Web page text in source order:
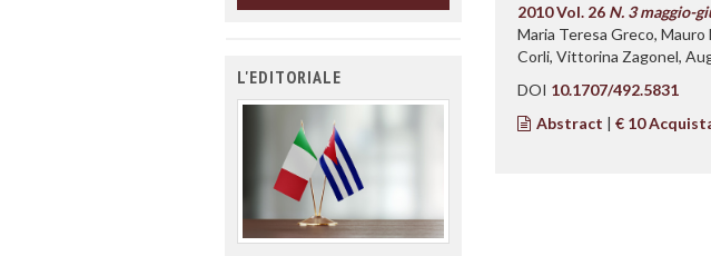
2010 Vol. 26 N. 3 maggio-
Maria Teresa Greco,
Corli, Vittorina Zagonel,
DOI 10.1707/492.5831
Abstract | € 10
L'EDITORIALE